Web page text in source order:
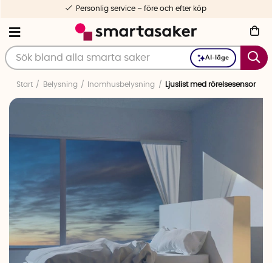
AI-läge
Personlig service – före och efter köp
Start Belysning Inomhusbelysning Ljuslist med rörelsesensor